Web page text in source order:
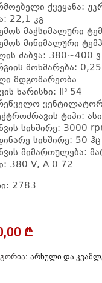
ქვეყანა:
22,1 კგ
მაქსიმალური
მინიმალური
ძაბვა: 380~400 ვ
მოხმარება:
მდგომარეობა
ხარისხი: IP 54
ტიპი:
სიხშირე: 3000
სიხშირე: 50 ჰც
მიმართულება:
380 V, A 0.72
2783
₾
ᲐᲠᲮᲣᲚᲘ ᲓᲐ